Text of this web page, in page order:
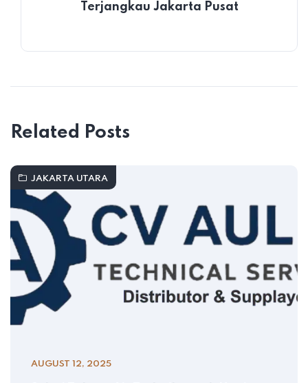
Terjangkau Jakarta Pusat
Related Posts
JAKARTA UTARA
AUGUST 12, 2025